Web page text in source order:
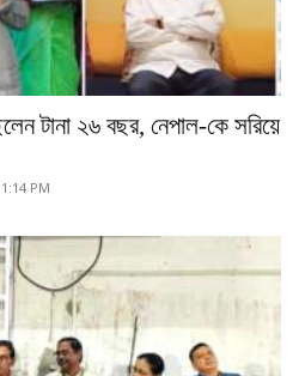
টানা ২৬ বছর, নেপাল-কে সরিয়ে
PM